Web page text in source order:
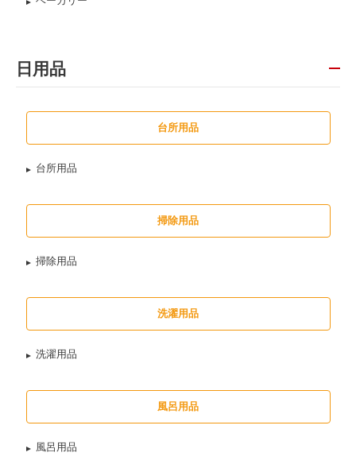
日用品
台所用品
台所用品
掃除用品
掃除用品
洗濯用品
洗濯用品
風呂用品
風呂用品